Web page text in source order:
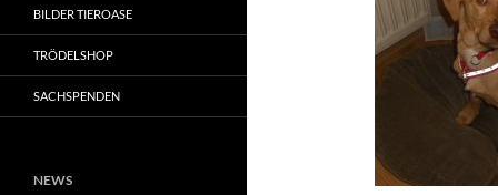
BILDER TIEROASE
TRÖDELSHOP
SACHSPENDEN
NEWS